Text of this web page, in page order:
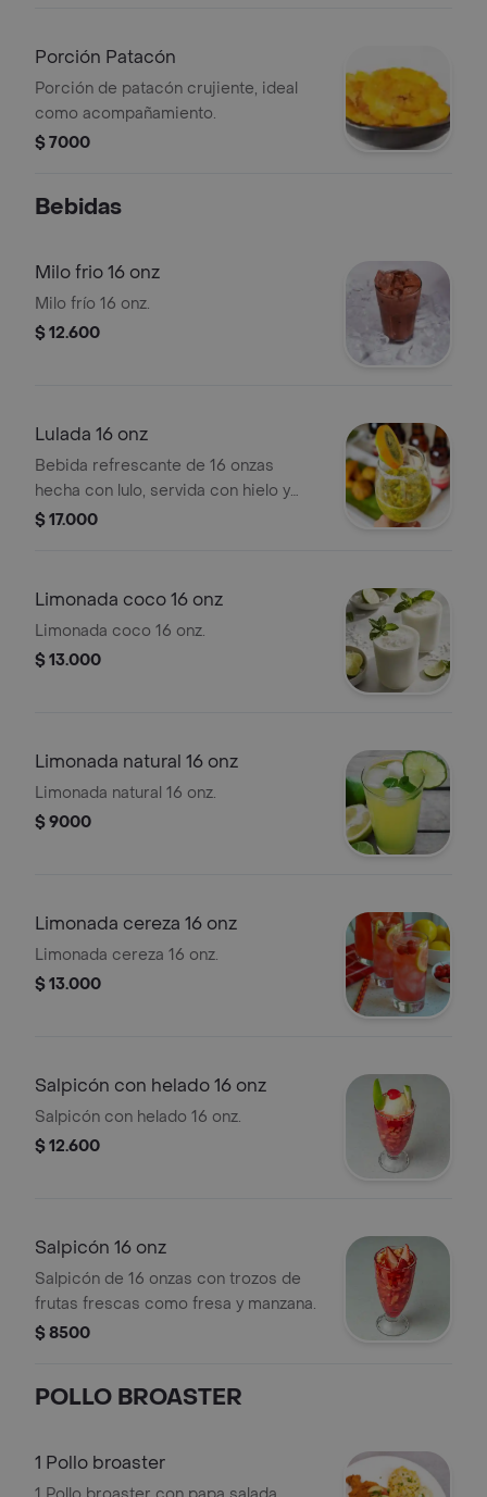
Porción Patacón
Porción de patacón crujiente, ideal
como acompañamiento.
$ 7000
Bebidas
Milo frio 16 onz
Milo frío 16 onz.
$ 12.600
Lulada 16 onz
Bebida refrescante de 16 onzas
hecha con lulo, servida con hielo y
decorada con una rodaja de fruta.
$ 17.000
Limonada coco 16 onz
Limonada coco 16 onz.
$ 13.000
Limonada natural 16 onz
Limonada natural 16 onz.
$ 9000
Limonada cereza 16 onz
Limonada cereza 16 onz.
$ 13.000
Salpicón con helado 16 onz
Salpicón con helado 16 onz.
$ 12.600
Salpicón 16 onz
Salpicón de 16 onzas con trozos de
frutas frescas como fresa y manzana.
$ 8500
POLLO BROASTER
1 Pollo broaster